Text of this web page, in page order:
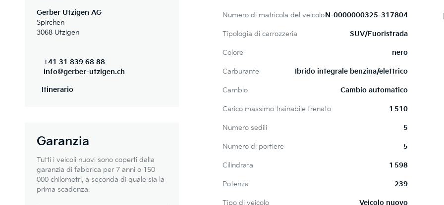
Numero di matricola del veicoloN-0000000325-317804
Tipologia di carrozzeria SUV/Fuoristrada
Colore nero
Carburante Ibrido integrale benzina/elettrico
Cambio Cambio automatico
Carico massimo trainabile frenato 1 510
Numero sedili 5
Numero di portiere 5
Cilindrata 1 598
Potenza 239
Tipo di veicolo Veicolo nuovo
Gerber Utzigen AG
Spirchen
3068 Utzigen
+41 31 839 68 88
info@gerber-utzigen.ch
Itinerario
Garanzia
Tutti i veicoli nuovi sono coperti dalla
garanzia di fabbrica per 7 anni o 150
000 chilometri, a seconda di quale sia la
prima scadenza.